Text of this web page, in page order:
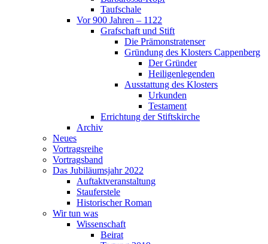
Taufschale
Vor 900 Jahren – 1122
Grafschaft und Stift
Die Prämonstratenser
Gründung des Klosters Cappenberg
Der Gründer
Heiligenlegenden
Ausstattung des Klosters
Urkunden
Testament
Errichtung der Stiftskirche
Archiv
Neues
Vortragsreihe
Vortragsband
Das Jubiläumsjahr 2022
Auftaktveranstaltung
Stauferstele
Historischer Roman
Wir tun was
Wissenschaft
Beirat